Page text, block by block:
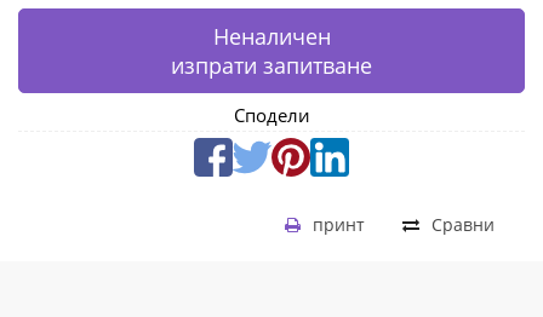
Неналичен
изпрати запитване
Сподели
Сравни
принт